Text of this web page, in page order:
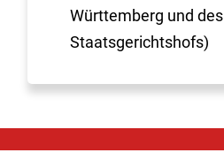
Württemberg und des
Staatsgerichtshofs)